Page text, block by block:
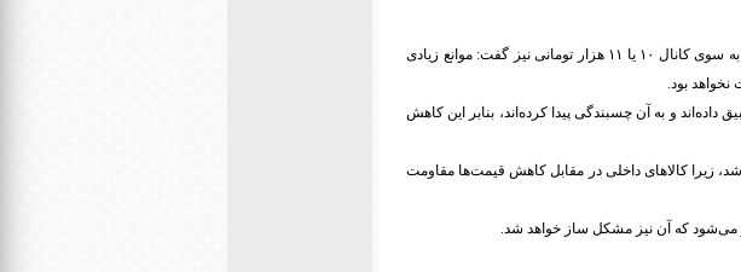
این کارشناس بازار ارز درباره احتمال کاهش قیمت ارز و عقب نشینی قیمت به سوی کانال ۱۰ یا ۱۱ هزار تومانی نیز گفت: موانع زیادی
بود.
خود را بر اساس ارز ۱۲ هزار تومانی تطبیق داده‌اند و به آن چسبندگی پیدا کرده‌اند، بنابر این کاهش
شد، زیرا کالاهای داخلی در مقابل کاهش قیمت‌ها مقاومت
که آن نیز مشکل ساز خواهد شد.